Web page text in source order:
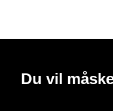
Du vil